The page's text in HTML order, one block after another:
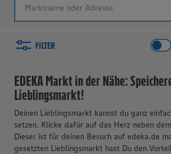
FILTER
EDEKA Markt in der Nähe:
Lieblingsmarkt!
Deinen Lieblingsmarkt kannst du ganz
setzen. Klicke dafür auf das Herz neben
Dieser ist für deinen Besuch auf edeka.de
gesetzten Lieblingsmarkt hast Du den